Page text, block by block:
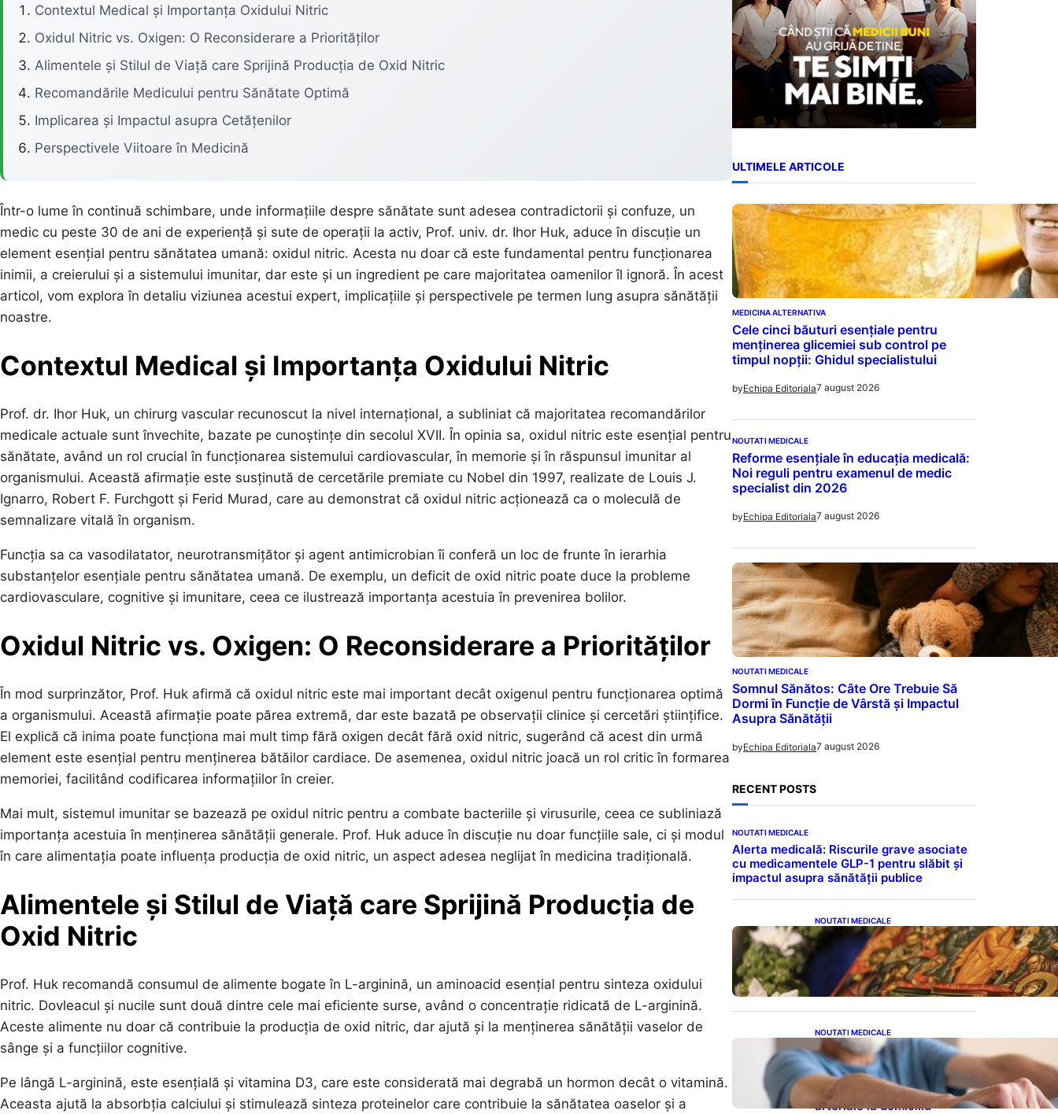
Contextul Medical și Importanța Oxidului Nitric
Oxidul Nitric vs. Oxigen: O Reconsiderare a Priorităților
Alimentele și Stilul de Viață care Sprijină Producția de Oxid Nitric
Recomandările Medicului pentru Sănătate Optimă
Implicarea și Impactul asupra Cetățenilor
Perspectivele Viitoare în Medicină
Într-o lume în continuă schimbare, unde informațiile despre sănătate sunt adesea contradictorii și confuze, un
medic cu peste 30 de ani de experiență și sute de operații la activ, Prof. univ. dr. Ihor Huk, aduce în discuție un
element esențial pentru sănătatea umană: oxidul nitric. Acesta nu doar că este fundamental pentru funcționarea
inimii, a creierului și a sistemului imunitar, dar este și un ingredient pe care majoritatea oamenilor îl ignoră. În acest
articol, vom explora în detaliu viziunea acestui expert, implicațiile și perspectivele pe termen lung asupra sănătății
noastre.
Contextul Medical și Importanța Oxidului Nitric
Prof. dr. Ihor Huk, un chirurg vascular recunoscut la nivel internațional, a subliniat că majoritatea recomandărilor
medicale actuale sunt învechite, bazate pe cunoștințe din secolul XVII. În opinia sa, oxidul nitric este esențial pentru
sănătate, având un rol crucial în funcționarea sistemului cardiovascular, în memorie și în răspunsul imunitar al
organismului. Această afirmație este susținută de cercetările premiate cu Nobel din 1997, realizate de Louis J.
Ignarro, Robert F. Furchgott și Ferid Murad, care au demonstrat că oxidul nitric acționează ca o moleculă de
semnalizare vitală în organism.
Funcția sa ca vasodilatator, neurotransmițător și agent antimicrobian îi conferă un loc de frunte în ierarhia
substanțelor esențiale pentru sănătatea umană. De exemplu, un deficit de oxid nitric poate duce la probleme
cardiovasculare, cognitive și imunitare, ceea ce ilustrează importanța acestuia în prevenirea bolilor.
Oxidul Nitric vs. Oxigen: O Reconsiderare a Priorităților
În mod surprinzător, Prof. Huk afirmă că oxidul nitric este mai important decât oxigenul pentru funcționarea optimă
a organismului. Această afirmație poate părea extremă, dar este bazată pe observații clinice și cercetări științifice.
El explică că inima poate funcționa mai mult timp fără oxigen decât fără oxid nitric, sugerând că acest din urmă
element este esențial pentru menținerea bătăilor cardiace. De asemenea, oxidul nitric joacă un rol critic în formarea
memoriei, facilitând codificarea informațiilor în creier.
Mai mult, sistemul imunitar se bazează pe oxidul nitric pentru a combate bacteriile și virusurile, ceea ce subliniază
importanța acestuia în menținerea sănătății generale. Prof. Huk aduce în discuție nu doar funcțiile sale, ci și modul
în care alimentația poate influența producția de oxid nitric, un aspect adesea neglijat în medicina tradițională.
Alimentele și Stilul de Viață care Sprijină Producția de
Oxid Nitric
Prof. Huk recomandă consumul de alimente bogate în L-arginină, un aminoacid esențial pentru sinteza oxidului
nitric. Dovleacul și nucile sunt două dintre cele mai eficiente surse, având o concentrație ridicată de L-arginină.
Aceste alimente nu doar că contribuie la producția de oxid nitric, dar ajută și la menținerea sănătății vaselor de
sânge și a funcțiilor cognitive.
Pe lângă L-arginină, este esențială și vitamina D3, care este considerată mai degrabă un hormon decât o vitamină.
Aceasta ajută la absorbția calciului și stimulează sinteza proteinelor care contribuie la sănătatea oaselor și a
ULTIMELE ARTICOLE
MEDICINA ALTERNATIVA
Cele cinci băuturi esențiale pentru
menținerea glicemiei sub control pe
timpul nopții: Ghidul specialistului
byEchipa Editoriala7 august 2026
NOUTATI MEDICALE
Reforme esențiale în educația medicală:
Noi reguli pentru examenul de medic
specialist din 2026
byEchipa Editoriala7 august 2026
NOUTATI MEDICALE
Somnul Sănătos: Câte Ore Trebuie Să
Dormi în Funcție de Vârstă și Impactul
Asupra Sănătății
byEchipa Editoriala7 august 2026
RECENT POSTS
NOUTATI MEDICALE
Alerta medicală: Riscurile grave asociate
cu medicamentele GLP-1 pentru slăbit și
impactul asupra sănătății publice
NOUTATI MEDICALE
Postul Adormirii Maicii
Domnului: Tradiții,
Superstiții și Implicații
Spiritualitate în 2026
NOUTATI MEDICALE
Îmbunătățirea sănătății
cardiovasculare: Patru
exerciții simple pentru
reducerea tensiunii
arteriale la domiciliu